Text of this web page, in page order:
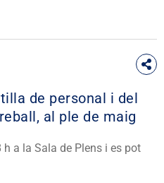
de personal i del
al ple de maig
a la Sala de Plens i es pot